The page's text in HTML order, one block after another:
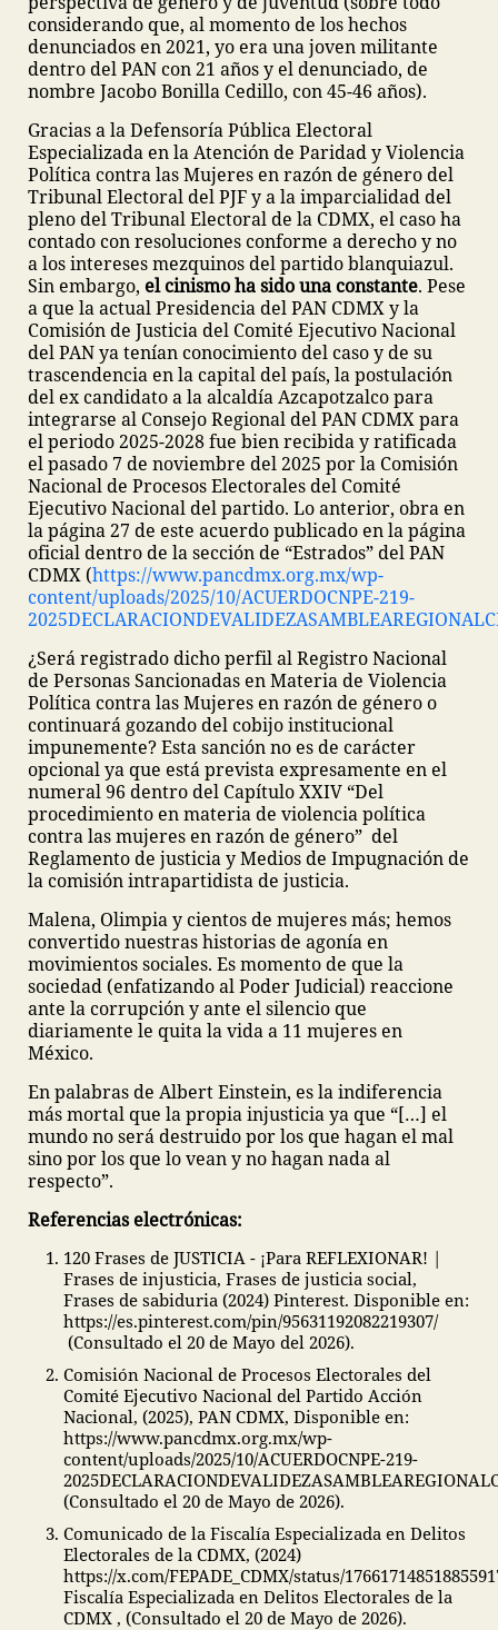
considerando que, al momento de los hechos
denunciados en 2021, yo era una joven militante
dentro del PAN con 21 años y el denunciado, de
nombre Jacobo Bonilla Cedillo, con 45-46 años).
Gracias a la Defensoría Pública Electoral
Especializada en la Atención de Paridad y Violencia
Política contra las Mujeres en razón de género del
Tribunal Electoral del PJF y a la imparcialidad del
pleno del Tribunal Electoral de la CDMX, el caso ha
contado con resoluciones conforme a derecho y no
a los intereses mezquinos del partido blanquiazul.
Sin embargo, el cinismo ha sido una constante. Pese
a que la actual Presidencia del PAN CDMX y la
Comisión de Justicia del Comité Ejecutivo Nacional
del PAN ya tenían conocimiento del caso y de su
trascendencia en la capital del país, la postulación
del ex candidato a la alcaldía Azcapotzalco para
integrarse al Consejo Regional del PAN CDMX para
el periodo 2025-2028 fue bien recibida y ratificada
el pasado 7 de noviembre del 2025 por la Comisión
Nacional de Procesos Electorales del Comité
Ejecutivo Nacional del partido. Lo anterior, obra en
la página 27 de este acuerdo publicado en la página
oficial dentro de la sección de “Estrados” del PAN
CDMX (https://www.pancdmx.org.mx/wp-
content/uploads/2025/10/ACUERDOCNPE-219-
¿Será registrado dicho perfil al Registro Nacional
de Personas Sancionadas en Materia de Violencia
Política contra las Mujeres en razón de género o
continuará gozando del cobijo institucional
impunemente? Esta sanción no es de carácter
opcional ya que está prevista expresamente en el
numeral 96 dentro del Capítulo XXIV “Del
procedimiento en materia de violencia política
contra las mujeres en razón de género” del
Reglamento de justicia y Medios de Impugnación de
la comisión intrapartidista de justicia.
Malena, Olimpia y cientos de mujeres más; hemos
convertido nuestras historias de agonía en
movimientos sociales. Es momento de que la
sociedad (enfatizando al Poder Judicial) reaccione
ante la corrupción y ante el silencio que
diariamente le quita la vida a 11 mujeres en
México.
En palabras de Albert Einstein, es la indiferencia
más mortal que la propia injusticia ya que “[…] el
mundo no será destruido por los que hagan el mal
sino por los que lo vean y no hagan nada al
respecto”.
Referencias electrónicas:
120 Frases de JUSTICIA - ¡Para REFLEXIONAR! |
Frases de injusticia, Frases de justicia social,
Frases de sabiduria (2024) Pinterest. Disponible en:
https://es.pinterest.com/pin/95631192082219307/
(Consultado el 20 de Mayo del 2026).
Comisión Nacional de Procesos Electorales del
Comité Ejecutivo Nacional del Partido Acción
Nacional, (2025), PAN CDMX, Disponible en:
https://www.pancdmx.org.mx/wp-
content/uploads/2025/10/ACUERDOCNPE-219-
(Consultado el 20 de Mayo de 2026).
Comunicado de la Fiscalía Especializada en Delitos
Electorales de la CDMX, (2024)
https://x.com/FEPADE_CDMX/status/
Fiscalía Especializada en Delitos Electorales de la
CDMX , (Consultado el 20 de Mayo de 2026).